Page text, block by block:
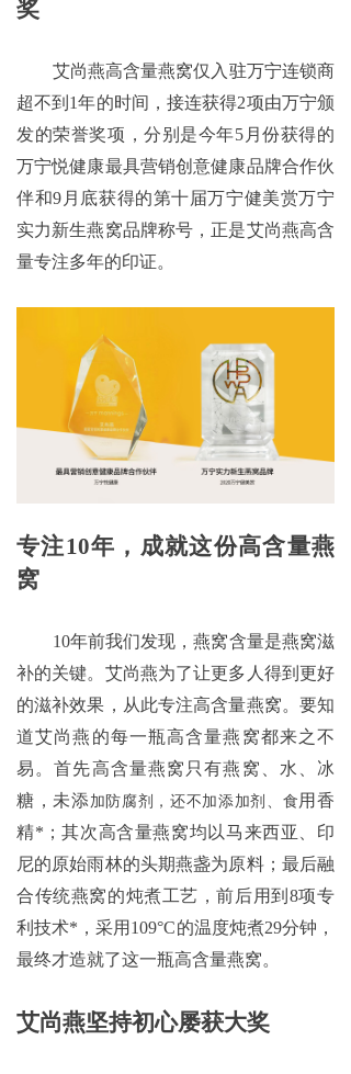
奖
艾尚燕高含量燕窝仅入驻万宁连锁商
超不到 1年的时间，接连获得2项由万宁颁
发的荣誉奖项，分别是今年5月份获得的
万宁悦健康最具营销创意健康品牌合作伙
伴和9月底获得的第十届万宁健美赏万宁
实力新生燕窝品牌称号，正是艾尚燕高含
量专注多年的印证。
专注10年，成就这份高含量燕
窝
10年前我们发现，燕窝含量是燕窝滋
补的关键。艾尚燕为了让更多人得到更好
的滋补效果，从此专注高含量燕窝。要知
道艾尚燕的每一瓶高含量燕窝都来之不
易。首先高含量燕窝只有燕窝、水、冰
糖，未添加防腐剂，还不加添加剂、食用香
精*； 其次高含量燕窝均以马来西亚、印
尼的原始雨林的头期燕盏为原料；最后融
合传统燕窝的炖煮工艺，前后用到 8项专
利技术*，采用 109°C的温度炖煮29分钟，
最终才造就了这一瓶高含量燕窝。
艾尚燕坚持初心屡获大奖